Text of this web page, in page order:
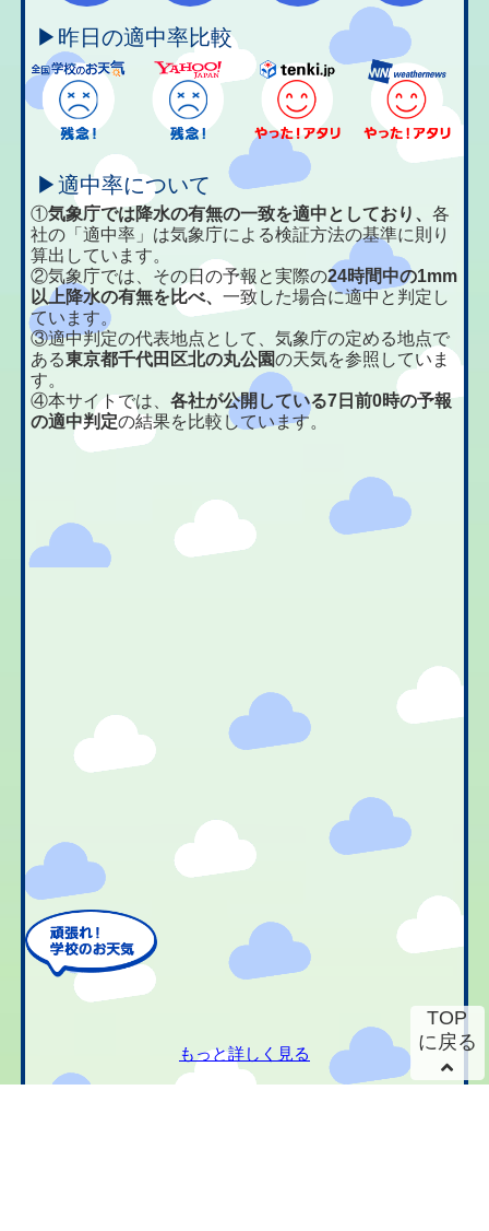
▶昨日の適中率比較
▶適中率について
①気象庁では降水の有無の一致を適中としており、各
社の「適中率」は気象庁による検証方法の基準に則り
算出しています。
②気象庁では、その日の予報と実際の24時間中の1mm
以上降水の有無を比べ、一致した場合に適中と判定し
ています。
③適中判定の代表地点として、気象庁の定める地点で
ある東京都千代田区北の丸公園の天気を参照していま
す。
④本サイトでは、各社が公開している7日前0時の予報
の適中判定の結果を比較しています。
もっと詳しく見る
TOP
に戻る